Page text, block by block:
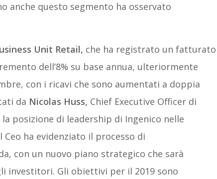
anche questo segmento ha osservato
Unit Retail, che ha registrato un fatturato
dell’8% su base annua, ulteriormente
con i ricavi che sono aumentati a doppia
da Nicolas Huss, Chief Executive Officer di
posizione di leadership di Ingenico nelle
ha evidenziato il processo di
con un nuovo piano strategico che sarà
investitori. Gli obiettivi per il 2019 sono